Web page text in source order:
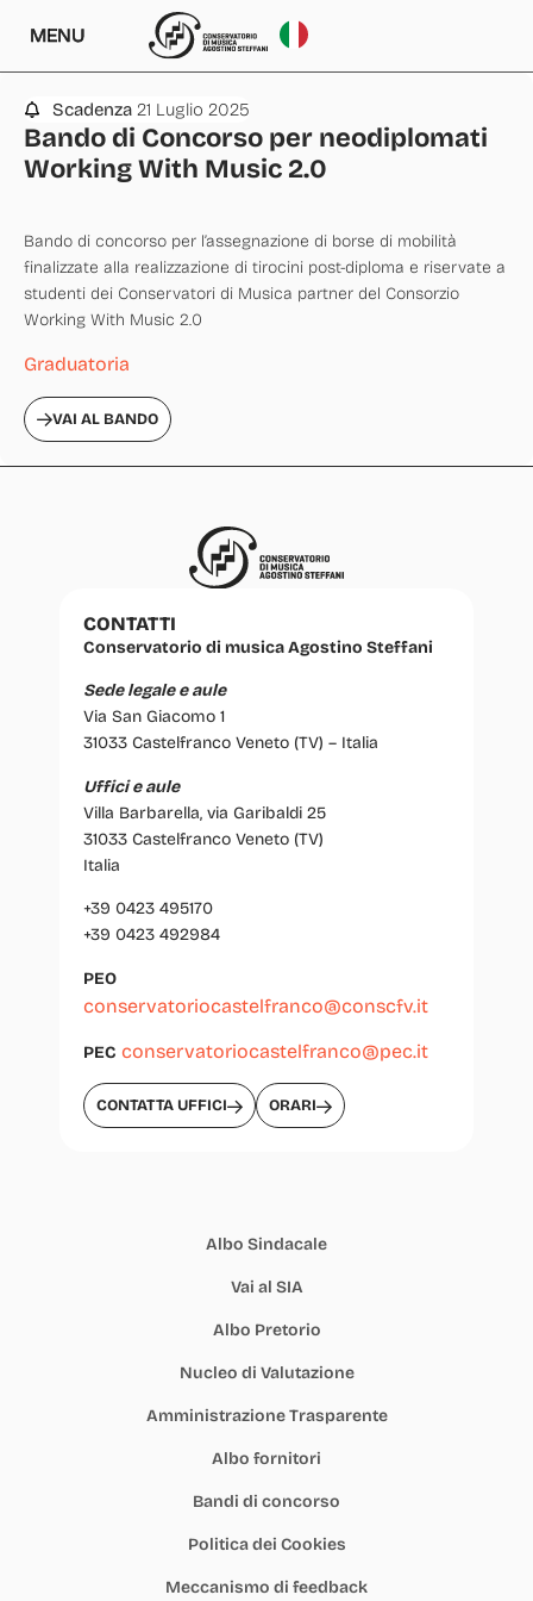
MENU
Scadenza 21 Luglio 2025
Bando di Concorso per neodiplomati
Working With Music 2.0
Bando di concorso per l’assegnazione di borse di mobilità
finalizzate alla realizzazione di tirocini post-diploma e riservate a
studenti dei Conservatori di Musica partner del Consorzio
Working With Music 2.0
Graduatoria
VAI AL BANDO
CONTATTI
Conservatorio di musica Agostino Steffani
Sede legale e aule
Via San Giacomo 1
31033 Castelfranco Veneto (TV) – Italia
Uffici e aule
Villa Barbarella, via Garibaldi 25
31033 Castelfranco Veneto (TV)
Italia
+39 0423 495170
+39 0423 492984
PEO
conservatoriocastelfranco@conscfv.it
PEC conservatoriocastelfranco@pec.it
CONTATTA UFFICI ORARI
Albo Sindacale
Vai al SIA
Albo Pretorio
Nucleo di Valutazione
Amministrazione Trasparente
Albo fornitori
Bandi di concorso
Politica dei Cookies
Meccanismo di feedback